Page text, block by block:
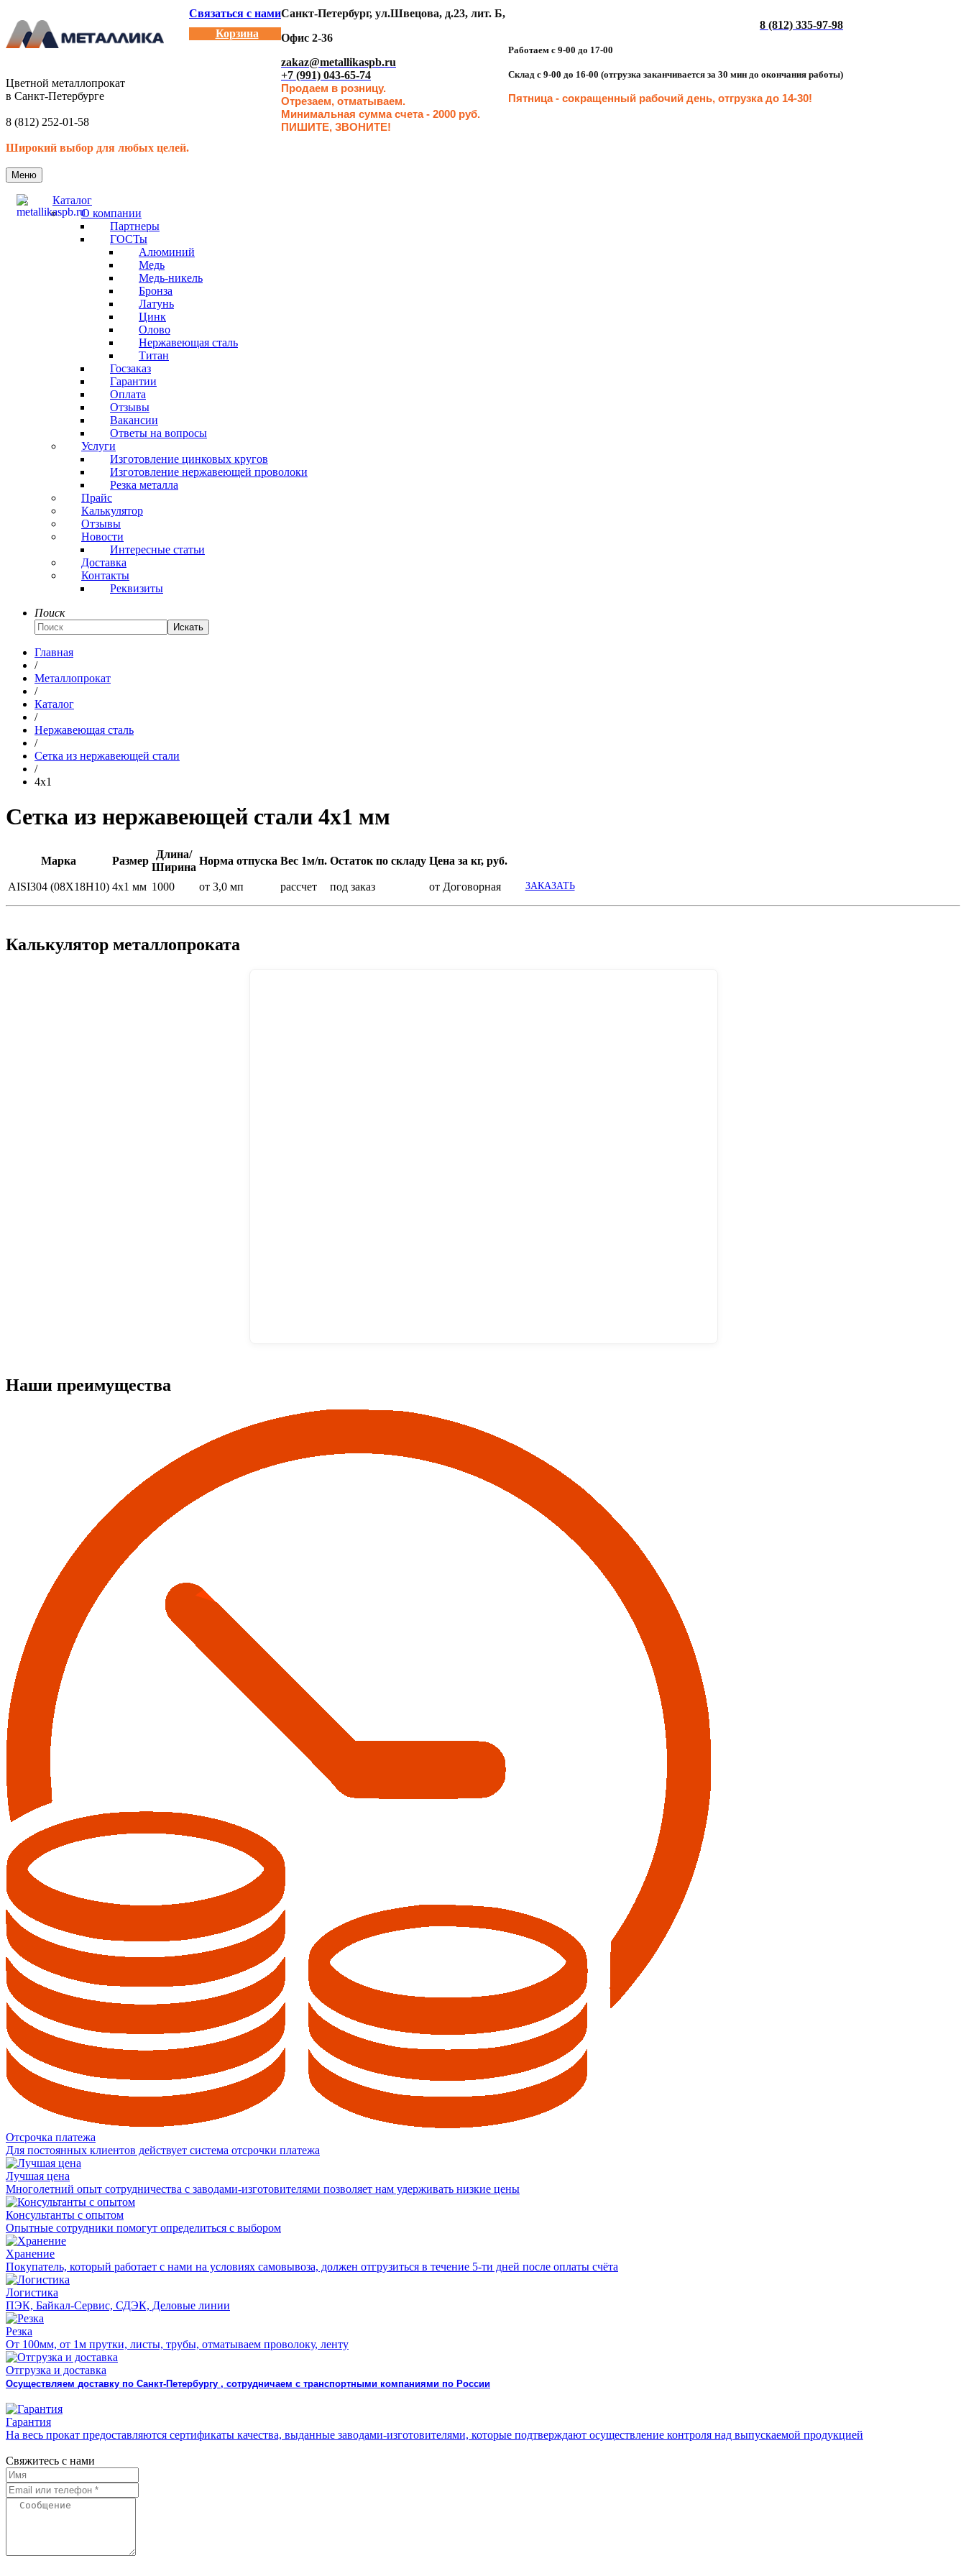
Цветной металлопрокат
в Санкт-Петербурге
8 (812) 252-01-58
Широкий выбор для любых целей.
Связаться с нами
Корзина
Санкт-Петербург, ул.Швецова, д.23, лит. Б,
Офис 2-36
zakaz@metallikaspb.ru
+7 (991) 043-65-74
Продаем в розницу.
Отрезаем, отматываем.
Минимальная сумма счета - 2000 руб.
ПИШИТЕ, ЗВОНИТЕ!
8 (812) 335-97-98
Работаем с 9-00 до 17-00
Склад с 9-00 до 16-00 (отгрузка заканчивается за 30 мин до окончания работы)
Пятница - сокращенный рабочий день, отгрузка до 14-30!
Меню
Каталог
О компании
Партнеры
ГОСТы
Алюминий
Медь
Медь-никель
Бронза
Латунь
Цинк
Олово
Нержавеющая сталь
Титан
Госзаказ
Гарантии
Оплата
Отзывы
Вакансии
Ответы на вопросы
Услуги
Изготовление цинковых кругов
Изготовление нержавеющей проволоки
Резка металла
Прайс
Калькулятор
Отзывы
Новости
Интересные статьи
Доставка
Контакты
Реквизиты
Поиск
Искать
Главная
/
Металлопрокат
/
Каталог
/
Нержавеющая сталь
/
Сетка из нержавеющей стали
/
4x1
Сетка из нержавеющей стали 4x1 мм
Марка Размер
Длина/
Ширина
Норма отпуска Вес 1м/п. Остаток по складу Цена за кг, руб.
AISI304 (08Х18Н10) 4x1 мм 1000 от 3,0 мп рассчет под заказ от Договорная ЗАКАЗАТЬ
Калькулятор металлопроката
Наши преимущества
Отсрочка платежа
Для постоянных клиентов действует система отсрочки платежа
Лучшая цена
Многолетний опыт сотрудничества с заводами-изготовителями позволяет нам удерживать низкие цены
Консультанты с опытом
Опытные сотрудники помогут определиться с выбором
Хранение
Покупатель, который работает с нами на условиях самовывоза, должен отгрузиться в течение 5-ти дней после оплаты счёта
Логистика
ПЭК, Байкал-Сервис, СДЭК, Деловые линии
Резка
От 100мм, от 1м прутки, листы, трубы, отматываем проволоку, ленту
Отгрузка и доставка
Осуществляем доставку по Санкт-Петербургу , сотрудничаем с транспортными компаниями по России
Гарантия
На весь прокат предоставляются сертификаты качества, выданные заводами-изготовителями, которые подтверждают осуществление контроля над выпускаемой продукцией
Свяжитесь с нами